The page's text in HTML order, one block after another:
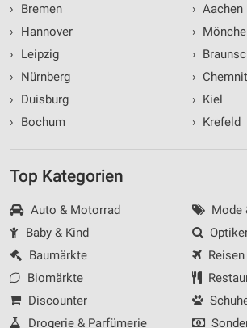
›
Bremen
›
Hannover
›
Leipzig
›
Nürnberg
›
Duisburg
›
Bochum
› Aachen
›
›
›
› Kiel
› Krefeld
Top Kategorien
Auto & Motorrad
Baby & Kind
Baumärkte
Biomärkte
Discounter
Drogerie & Parfümerie
Mode